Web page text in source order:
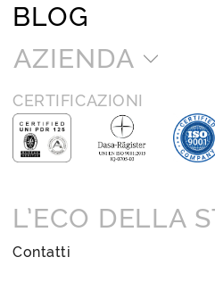
BLOG
AZIENDA
CERTIFICAZIONI
L’ECO DELLA
Contatti